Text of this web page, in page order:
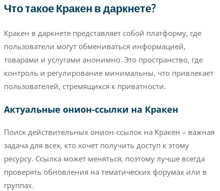
Что такое Кракен в даркнете?
Кракен в даркнете представляет собой платформу, где
пользователи могут обмениваться информацией,
товарами и услугами анонимно. Это пространство, где
контроль и регулирование минимальны, что привлекает
пользователей, стремящихся к приватности.
Актуальные онион-ссылки на Кракен
Поиск действительных онион-ссылок на Кракен – важная
задача для всех, кто хочет получить доступ к этому
ресурсу. Ссылка может меняться, поэтому лучше всегда
проверять обновления на тематических форумах или в
группах.